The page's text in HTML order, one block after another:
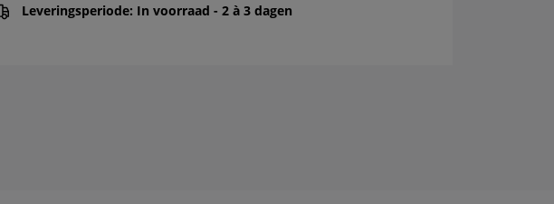
Leveringsperiode: In voorraad - 2 à 3 dagen